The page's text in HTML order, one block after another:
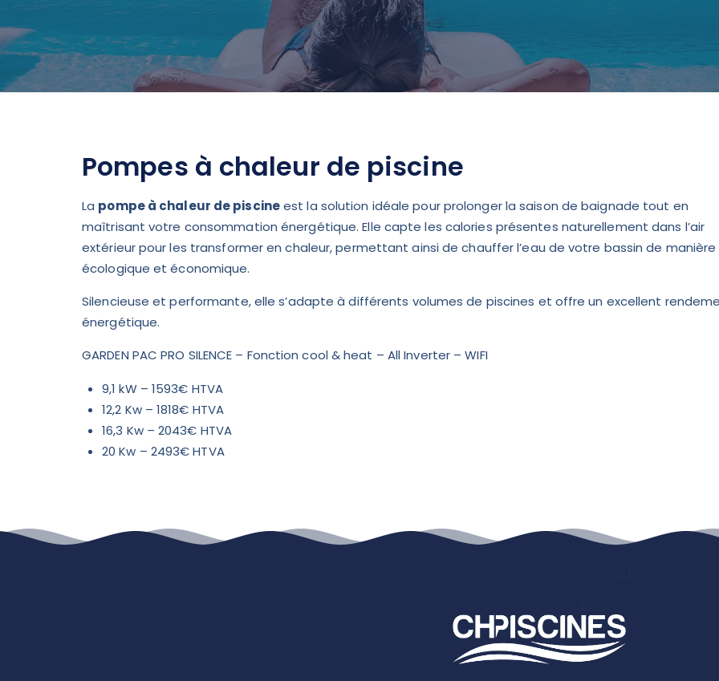
Pompes à chaleur de piscine
La pompe à chaleur de piscineest la solution idéale pour prolonger la saison de baignade tout en
maîtrisant votre consommation énergétique. Elle capte les calories présentes naturellement dans l’air
extérieur pour les transformer en chaleur, permettant ainsi de chauffer l’eau de votre bassin de manière
écologique et économique.
Silencieuse et performante, elle s’adapte à différents volumes de piscines et offre un excellent
énergétique.
GARDEN PAC PRO SILENCE – Fonction cool & heat – All Inverter – WIFI
9,1 kW – 1593€ HTVA
12,2 Kw – 1818€ HTVA
16,3 Kw – 2043€ HTVA
20 Kw – 2493€ HTVA